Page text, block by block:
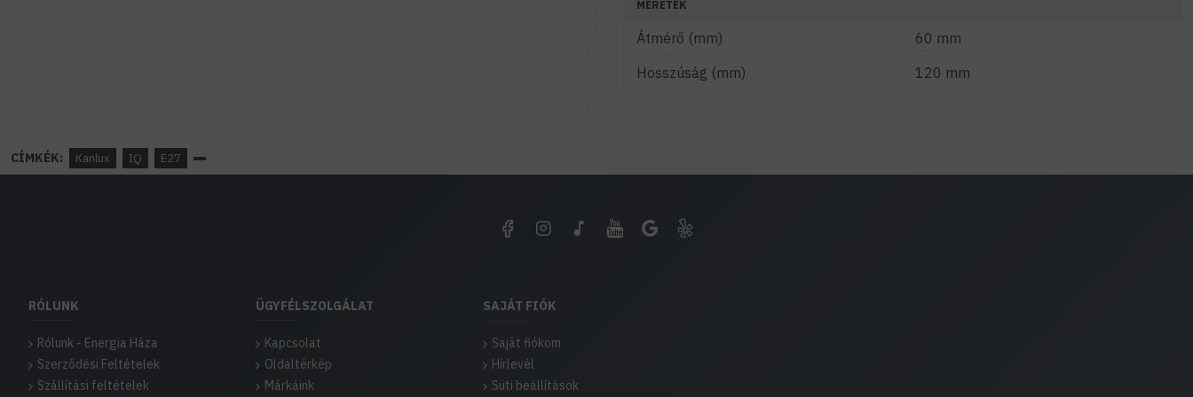
MÉRETEK
Átmérő (mm)
60 mm
Hosszúság (mm)
120 mm
CÍMKÉK: Kanlux IQ E27
RÓLUNK
Rólunk - Energia Háza
Szerződési Feltételek
Szállítási feltételek
ÜGYFÉLSZOLGÁLAT
Kapcsolat
Oldaltérkép
Márkáink
SAJÁT FIÓK
Saját fiókom
Hírlevél
Süti beállítások